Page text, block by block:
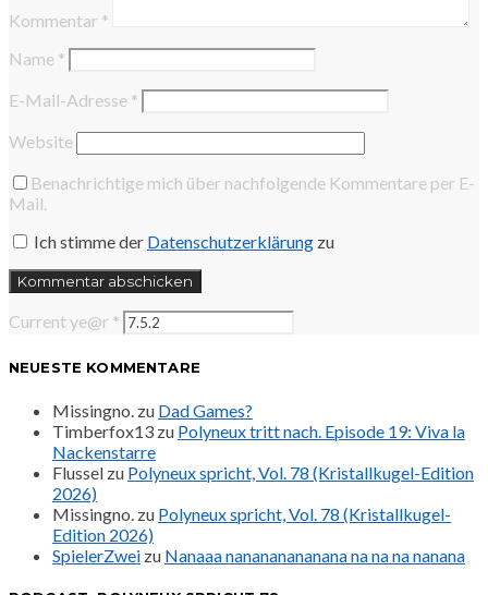
Kommentar *
Name *
E-Mail-Adresse *
Website
Benachrichtige mich über nachfolgende Kommentare per E-
Mail.
Ich stimme der Datenschutzerklärung zu
Current ye@r *
NEUESTE KOMMENTARE
Missingno. zu Dad Games?
Timberfox13 zu Polyneux tritt nach. Episode 19: Viva la
Nackenstarre
Flussel zu Polyneux spricht, Vol. 78 (Kristallkugel-Edition
2026)
Missingno. zu Polyneux spricht, Vol. 78 (Kristallkugel-
Edition 2026)
SpielerZwei zu Nanaaa nanananananana na na na nanana